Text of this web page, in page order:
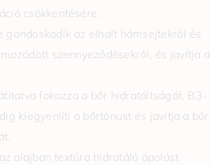
csökkentésére.
gondoskodik az elhalt hámsejtekről és
szennyeződésekről, és javítja a
fokozza a bőr hidratáltságát, B3-
kiegyenlíti a bőrtónust és javítja a bőr
olajban textúra hidratáló ápolást